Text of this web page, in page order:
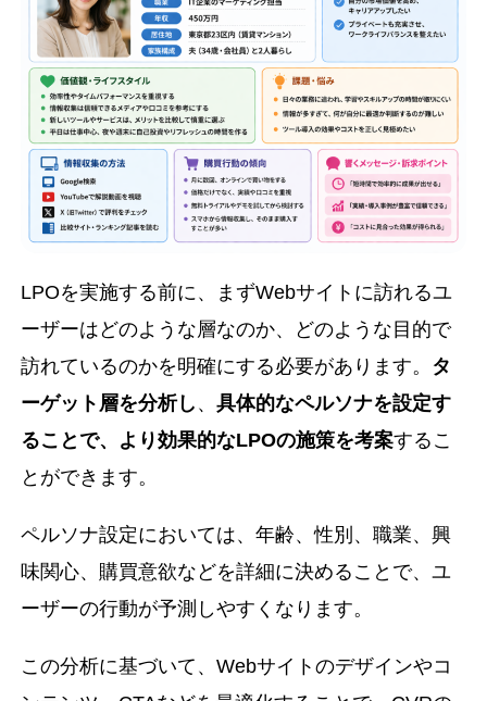
LPOを実施する前に、まずWebサイトに訪れるユ
ーザーはどのような層なのか、どのような目的で
訪れているのかを明確にする必要があります。 タ
ーゲット層を分析し 、具体的なペルソナを設定す
ることで、より効果的なLPOの施策を考案するこ
とができます。
ペルソナ設定においては、年齢、性別、職業、興
味関心、購買意欲などを詳細に決めることで、ユ
ーザーの行動が予測しやすくなります。
この分析に基づいて、Webサイトのデザインやコ